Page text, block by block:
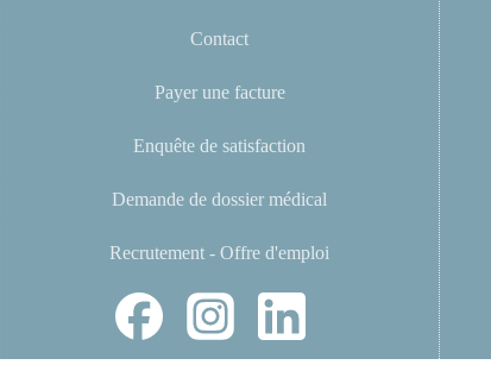
Contact
Payer une facture
Enquête de satisfaction
Demande de dossier médical
Recrutement - Offre d'emploi